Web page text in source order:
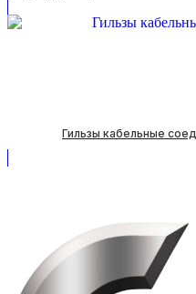
Гильзы кабельные